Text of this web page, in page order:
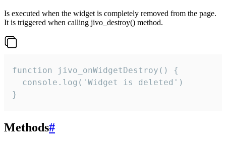
Is executed when the widget is completely removed from the page.
It is triggered when calling jivo_destroy() method.
function jivo_onWidgetDestroy() {
  console.log('Widget is deleted')
}
Methods#